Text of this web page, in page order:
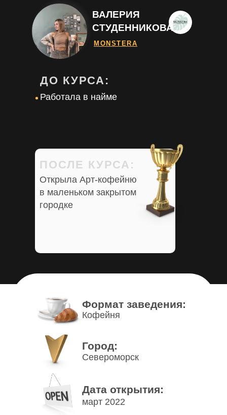
Работала в найме
ДО КУРСА:
ВАЛЕРИЯ
СТУДЕННИКОВА
MONSTERA
Открыла Арт-кофейню
в маленьком закрытом
городке
ПОСЛЕ КУРСА:
Формат заведения:
Кофейня
Город:
Североморск
Дата открытия:
март 2022